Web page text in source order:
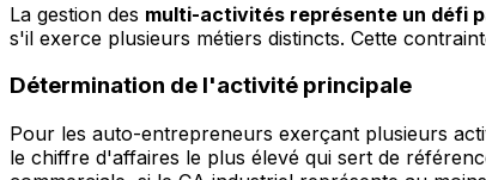
La gestion des multi-activités représente un défi
s'il exerce plusieurs métiers distincts. Cette
Détermination de l'activité principale
Pour les auto-entrepreneurs exerçant plusieurs
le chiffre d'affaires le plus élevé qui sert de